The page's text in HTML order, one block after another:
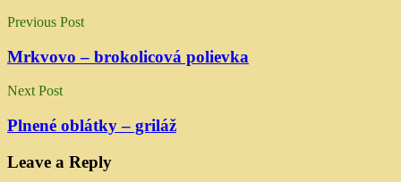
Previous Post
Mrkvovo – brokolicová polievka
Next Post
Plnené oblátky – griláž
Leave a Reply